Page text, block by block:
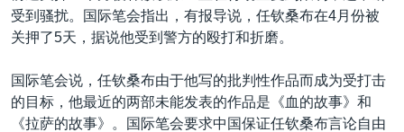
受到骚扰。国际笔会指出，有报导说，任钦桑布在4月份被
关押了5天，据说他受到警方的殴打和折磨。
国际笔会说，任钦桑布由于他写的批判性作品而成为受打击
的目标，他最近的两部未能发表的作品是《血的故事》和
《拉萨的故事》。国际笔会要求中国保证任钦桑布言论自由